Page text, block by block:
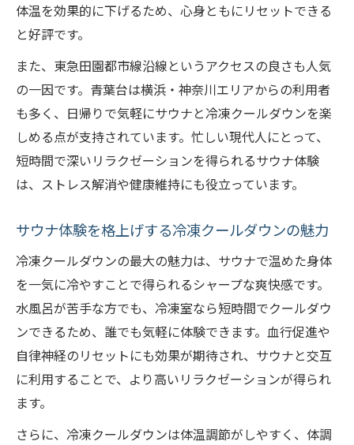
体温を効果的に下げるため、心身ともにリセットできる
と好評です。
また、東急田園都市線沿線というアクセスの良さも人気
の一因です。青葉台は横浜・神奈川エリアからの利用者
も多く、日帰りで気軽にサウナと冷凍クールダウンを楽
しめる点が支持されています。忙しい現代人にとって、
短時間で深いリラクゼーションを得られるサウナ体験
は、ストレス解消や健康維持にも役立っています。
サウナ体験を格上げする冷凍クールダウンの魅力
冷凍クールダウンの最大の魅力は、サウナで温めた身体
を一気に冷やすことで得られるシャープな爽快感です。
水風呂が苦手な方でも、冷凍室なら短時間でクールダウ
ンできるため、誰でも気軽に体験できます。血行促進や
自律神経のリセットにも効果が期待され、サウナと交互
に利用することで、より高いリラクゼーションが得られ
ます。
さらに、冷凍クールダウンは体温調節がしやすく、体調